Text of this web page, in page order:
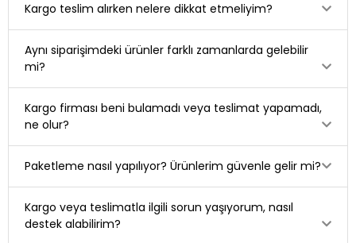
Kargo teslim alırken nelere dikkat etmeliyim?
Aynı siparişimdeki ürünler farklı zamanlarda gelebilir
mi?
Kargo firması beni bulamadı veya teslimat yapamadı,
ne olur?
Paketleme nasıl yapılıyor? Ürünlerim güvenle gelir mi?
Kargo veya teslimatla ilgili sorun yaşıyorum, nasıl
destek alabilirim?